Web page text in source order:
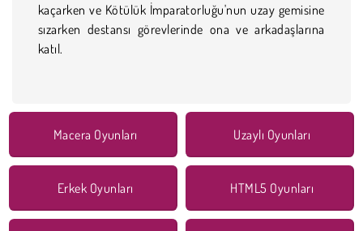
kaçarken ve Kötülük İmparatorluğu'nun uzay gemisine
sızarken destansı görevlerinde ona ve arkadaşlarına
katıl.
Macera Oyunları Uzaylı Oyunları
Erkek Oyunları HTML5 Oyunları